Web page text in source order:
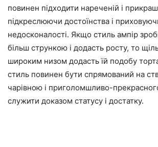
повинен підходити нареченій і
підкреслюючи достоїнства і
недосконалості. Якщо стиль ампір
більш стрункою і додасть росту, то
широким низом додасть їй подобу
стиль повинен бути спрямований на
чарівною і приголомшливо-
служити доказом статусу і достатку.